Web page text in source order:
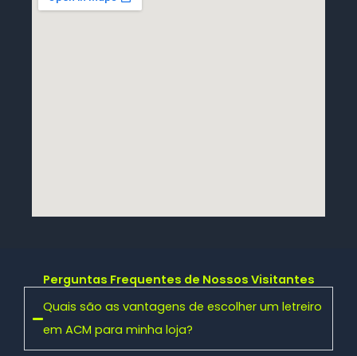
Perguntas Frequentes de Nossos Visitantes
Quais são as vantagens de escolher um letreiro
em ACM para minha loja?